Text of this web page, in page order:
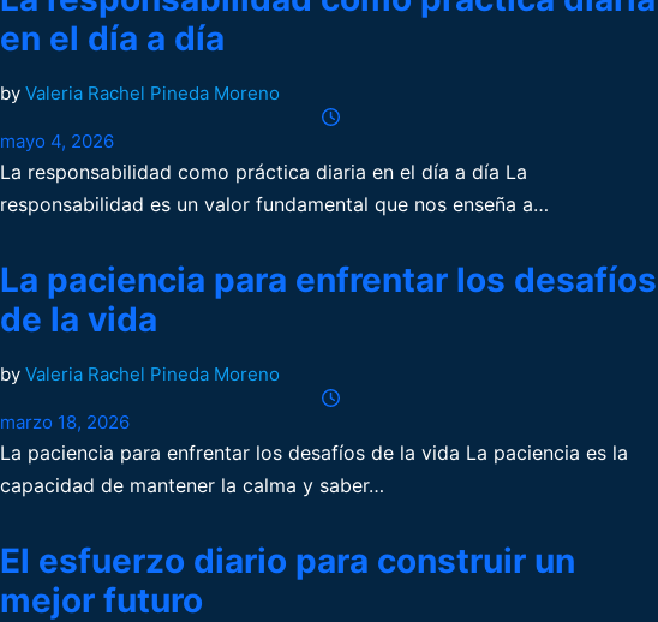
en el día a día
by Valeria Rachel Pineda Moreno
mayo 4, 2026
La responsabilidad como práctica diaria en el día a día La
responsabilidad es un valor fundamental que nos enseña a…
La paciencia para enfrentar los desafíos
de la vida
by Valeria Rachel Pineda Moreno
marzo 18, 2026
La paciencia para enfrentar los desafíos de la vida La paciencia es la
capacidad de mantener la calma y saber…
El esfuerzo diario para construir un
mejor futuro